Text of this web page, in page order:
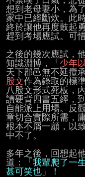
想到老母妻小，為
家中已經斷炊。此
終於讓他再度鼓起
趕到考場應試。可
之後的幾次應試，
知識淵博，「 少年
天下郡邑無不延攬
股文作為錄取的標
八股文形式死板，
讀硬背四書五經，
自能派上用場。反
章切合實際所需，
根本不屑一顧，以
中不了。
多年之後，回想起
道：
「我輩爬了一
甚可笑也」！